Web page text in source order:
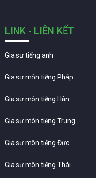
LINK - LIÊN KẾT
Gia sư tiếng anh
Gia sư môn tiếng Pháp
Gia sư môn tiếng Hàn
Gia sư môn tiếng Trung
Gia sư môn tiếng Đức
Gia sư môn tiếng Thái